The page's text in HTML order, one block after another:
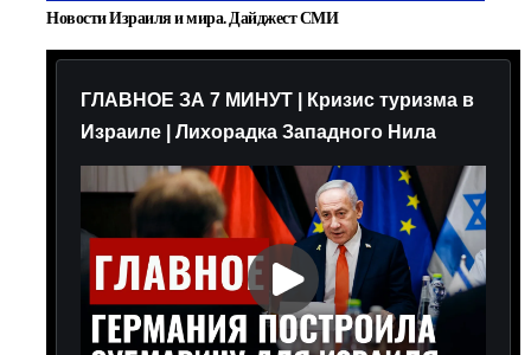
Новости Израиля и мира. Дайджест СМИ